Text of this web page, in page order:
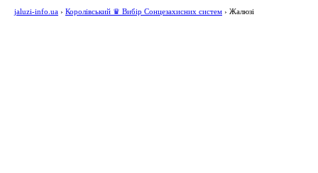
jaluzi-info.ua › Королівський ♛ Вибір Сонцезахисних систем › Жалюзі